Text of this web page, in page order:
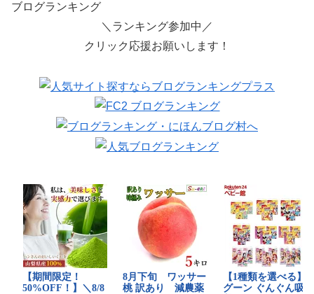
ブログランキング
＼ランキング参加中／
クリック応援お願いします！